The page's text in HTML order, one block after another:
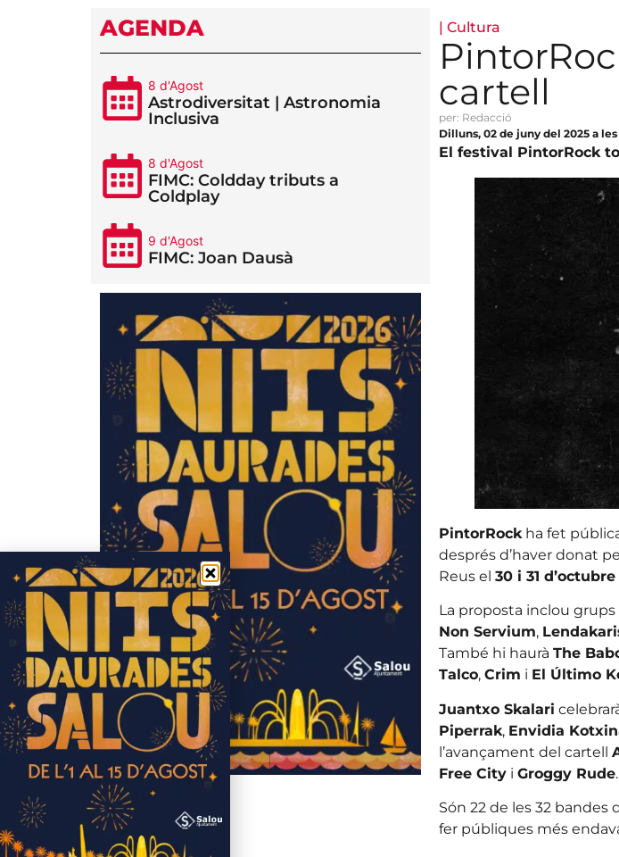
AGENDA
8 d'Agost
Astrodiversitat | Astronomia
Inclusiva
8 d'Agost
FIMC: Coldday tributs a
Coldplay
9 d'Agost
FIMC: Joan Dausà
| Cultura
cartell
per: Redacció
Dilluns, 02 de juny del 2025 a les
El festival PintorRock
PintorRockha fet
després d’haver donat
Reus el 30 i 31
La proposta inclou grups
Non Servium,
També hi haurà The
Talco, Crim i El Último
Juantxo Skalari
Piperrak, Envidia
l’avançament del cartell
Free Cityi Groggy Rude.
Són 22 de les 32
fer públiques més